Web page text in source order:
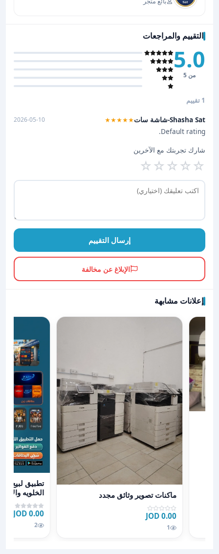
التقييم والمراجعات
5.0
من 5
1 تقييم
Shasha Sat-شاشة سات ★★★★★
2026-05-10
Default rating.
شارك تجربتك مع الآخرين
☆
☆
☆
☆
☆
إرسال التقييم
الإبلاغ عن مخالفة
إعلانات مشابهة
عرض تفاصيل ماكنات تصوير وثائق مجدد
ماكنات تصوير وثائق مجدد
0.00 JOD
1
عرض تفاصيل
تطبيق لبيع
الخلويه
ودفع الفواتير
0.00 JOD
2